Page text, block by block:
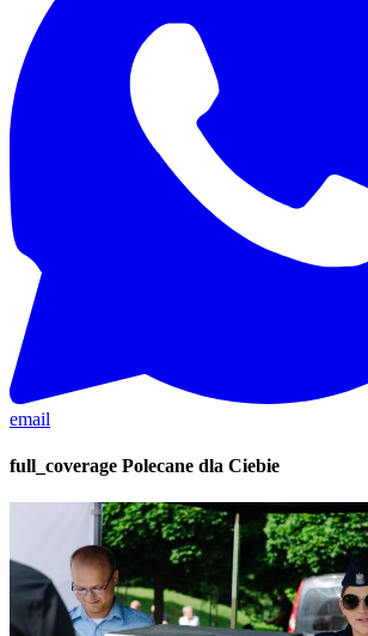
email
full_coverage Polecane dla Ciebie